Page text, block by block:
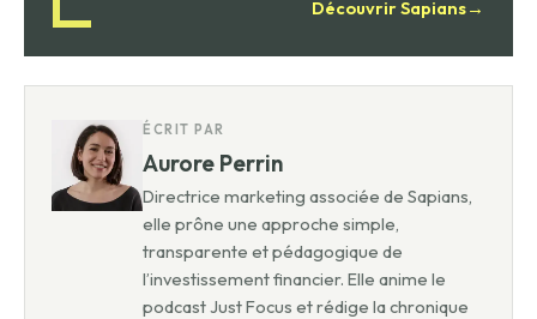
Découvrir Sapians→
ÉCRIT PAR
Aurore Perrin
Directrice marketing associée de Sapians,
elle prône une approche simple,
transparente et pédagogique de
l’investissement financier. Elle anime le
podcast Just Focus et rédige la chronique